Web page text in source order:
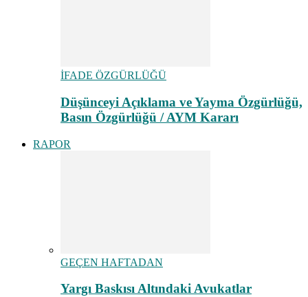
İFADE ÖZGÜRLÜĞÜ
Düşünceyi Açıklama ve Yayma Özgürlüğü,
Basın Özgürlüğü / AYM Kararı
RAPOR
GEÇEN HAFTADAN
Yargı Baskısı Altındaki Avukatlar